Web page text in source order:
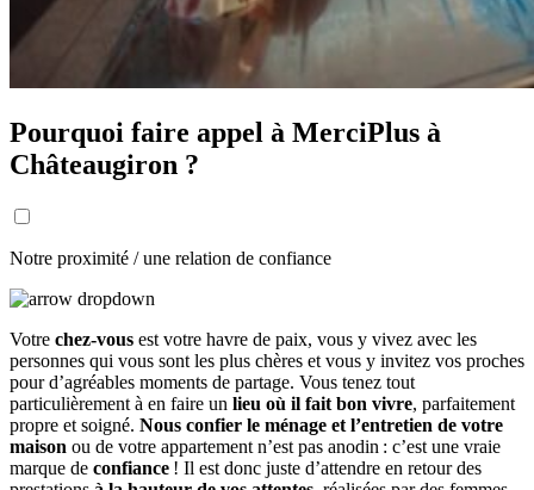
Pourquoi faire appel à MerciPlus à
Châteaugiron ?
Notre proximité / une relation de confiance
Votre chez-vous est votre havre de paix, vous y vivez avec les
personnes qui vous sont les plus chères et vous y invitez vos proches
pour d’agréables moments de partage. Vous tenez tout
particulièrement à en faire un lieu où il fait bon vivre, parfaitement
propre et soigné. Nous confier le ménage et l’entretien de votre
maison ou de votre appartement n’est pas anodin : c’est une vraie
marque de confiance ! Il est donc juste d’attendre en retour des